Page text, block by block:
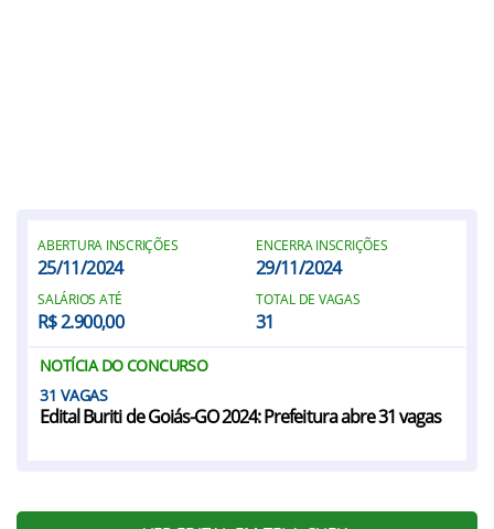
ABERTURA INSCRIÇÕES
25/11/2024
ENCERRA INSCRIÇÕES
29/11/2024
SALÁRIOS ATÉ
R$ 2.900,00
TOTAL DE VAGAS
31
NOTÍCIA DO CONCURSO
31
Edital Buriti de Goiás-GO 2024: Prefeitura abre 31 vagas